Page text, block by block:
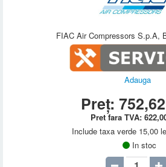
FIAC Air Compressors S.p.A,
Adauga
Preț: 752,62
Pret fara TVA:
Include taxa verde 15,00
In stoc